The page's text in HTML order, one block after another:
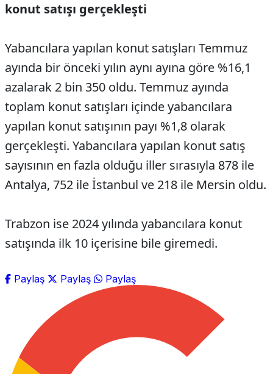
konut satışı gerçekleşti
Yabancılara yapılan konut satışları Temmuz
ayında bir önceki yılın aynı ayına göre %16,1
azalarak 2 bin 350 oldu. Temmuz ayında
toplam konut satışları içinde yabancılara
yapılan konut satışının payı %1,8 olarak
gerçekleşti. Yabancılara yapılan konut satış
sayısının en fazla olduğu iller sırasıyla 878 ile
Antalya, 752 ile İstanbul ve 218 ile Mersin oldu.
Trabzon ise 2024 yılında yabancılara konut
satışında ilk 10 içerisine bile giremedi.
Paylaş Paylaş Paylaş